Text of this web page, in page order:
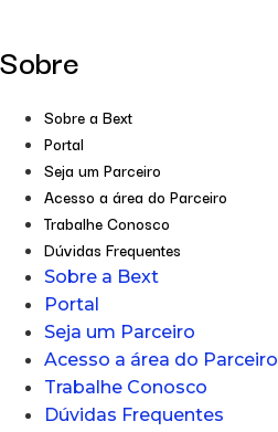
Sobre
Sobre a Bext
Portal
Seja um Parceiro
Acesso a área do Parceiro
Trabalhe Conosco
Dúvidas Frequentes
Sobre a Bext
Portal
Seja um Parceiro
Acesso a área do Parceiro
Trabalhe Conosco
Dúvidas Frequentes